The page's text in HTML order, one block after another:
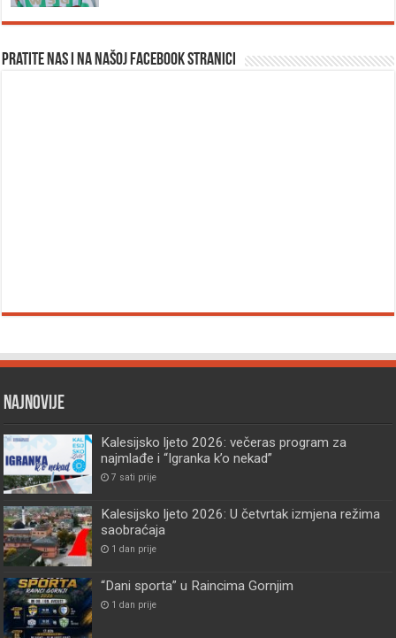
Pratite nas i na našoj facebook stranici
Najnovije
Kalesijsko ljeto 2026: večeras program za
najmlađe i “Igranka k’o nekad”
7 sati prije
Kalesijsko ljeto 2026: U četvrtak izmjena režima
saobraćaja
1 dan prije
“Dani sporta” u Raincima Gornjim
1 dan prije